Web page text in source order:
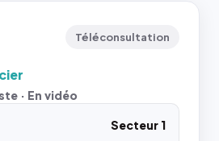
Téléconsultation
· En vidéo
Secteur 1